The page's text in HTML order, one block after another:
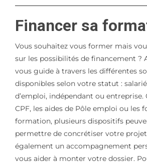
Financer sa
Vous souhaitez vous former mais
sur les possibilités de financement ?
vous guide à travers les différentes
disponibles selon votre statut :
d’emploi, indépendant ou entreprise.
CPF, les aides de Pôle emploi ou les
formation, plusieurs dispositifs
permettre de concrétiser votre
également un accompagnement
vous aider à monter votre dossier.